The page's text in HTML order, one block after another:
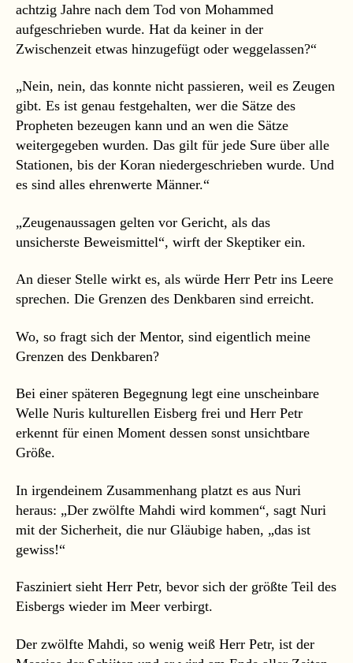
achtzig Jahre nach dem Tod von Mohammed
aufgeschrieben wurde. Hat da keiner in der
Zwischenzeit etwas hinzugefügt oder weggelassen?“
„Nein, nein, das konnte nicht passieren, weil es Zeugen
gibt. Es ist genau festgehalten, wer die Sätze des
Propheten bezeugen kann und an wen die Sätze
weitergegeben wurden. Das gilt für jede Sure über alle
Stationen, bis der Koran niedergeschrieben wurde. Und
es sind alles ehrenwerte Männer.“
„Zeugenaussagen gelten vor Gericht, als das
unsicherste Beweismittel“, wirft der Skeptiker ein.
An dieser Stelle wirkt es, als würde Herr Petr ins Leere
sprechen. Die Grenzen des Denkbaren sind erreicht.
Wo, so fragt sich der Mentor, sind eigentlich meine
Grenzen des Denkbaren?
Bei einer späteren Begegnung legt eine unscheinbare
Welle Nuris kulturellen Eisberg frei und Herr Petr
erkennt für einen Moment dessen sonst unsichtbare
Größe.
In irgendeinem Zusammenhang platzt es aus Nuri
heraus: „Der zwölfte Mahdi wird kommen“, sagt Nuri
mit der Sicherheit, die nur Gläubige haben, „das ist
gewiss!“
Fasziniert sieht Herr Petr, bevor sich der größte Teil des
Eisbergs wieder im Meer verbirgt.
Der zwölfte Mahdi, so wenig weiß Herr Petr, ist der